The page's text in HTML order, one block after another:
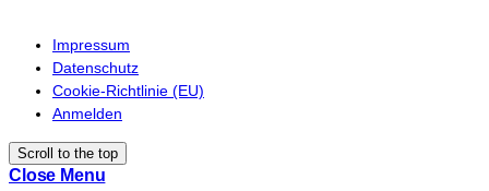
Impressum
Datenschutz
Cookie-Richtlinie (EU)
Anmelden
Scroll to the top
Close Menu